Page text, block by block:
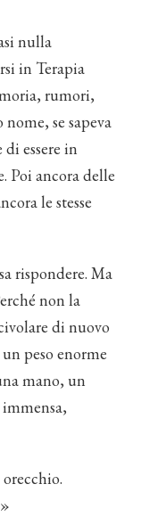
nulla
in Terapia
rumori,
se sapeva
di essere in
Poi ancora delle
le stesse
rispondere. Ma
non la
di nuovo
peso enorme
mano, un